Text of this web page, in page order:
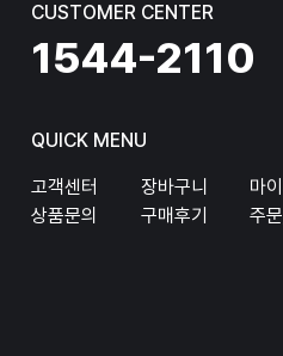
온라인에서 구매
CUSTOMER CENTER
1544-2110
QUICK MENU
고객센터 장바구니
마
상품문의
구매후기 주